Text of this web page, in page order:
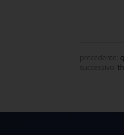
precedente:
successivo: